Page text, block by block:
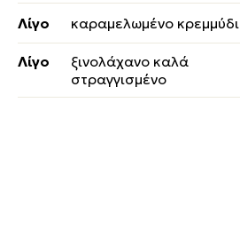
Λίγο καραμελωμένο κρεμμύδι
Λίγο
ξινολάχανο καλά
στραγγισμένο